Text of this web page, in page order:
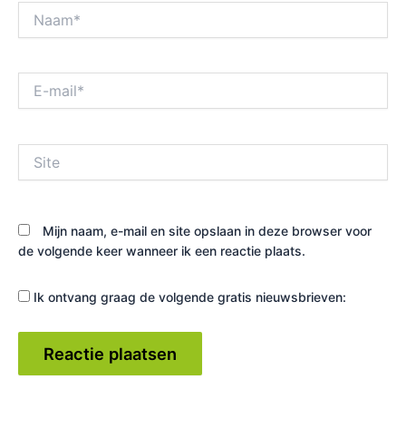
mail*
Mijn naam, e-mail en site opslaan in deze browser voor
de volgende keer wanneer ik een reactie plaats.
Ik ontvang graag de volgende gratis nieuwsbrieven: